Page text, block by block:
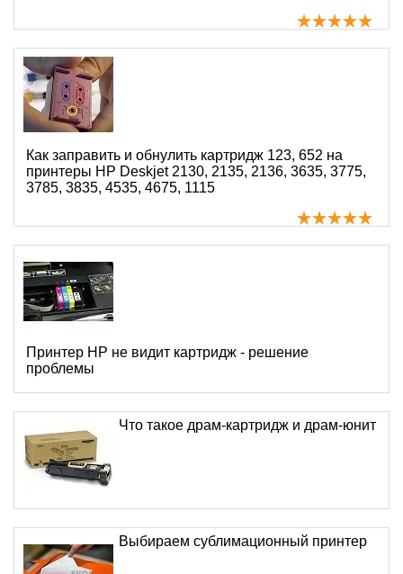
Как заправить и обнулить картридж 123, 652 на
принтеры HP Deskjet 2130, 2135, 2136, 3635, 3775,
3785, 3835, 4535, 4675, 1115
Принтер HP не видит картридж - решение
проблемы
Что такое драм-картридж и драм-юнит
Выбираем сублимационный принтер